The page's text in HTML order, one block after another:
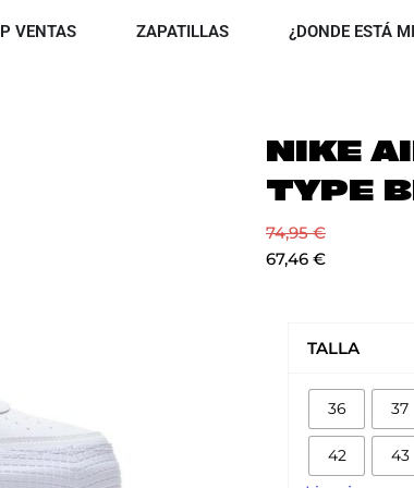
VENTAS OPEN TOP VENTAS
ZAPATILLAS OPEN ZAPATILLAS
¿DONDE ESTÁ
NIKE
TYPE
74,95€
67,46 €
TALLA
36 37
42 43
AIR
ONE
TYPE
BLANCAS
cantidad